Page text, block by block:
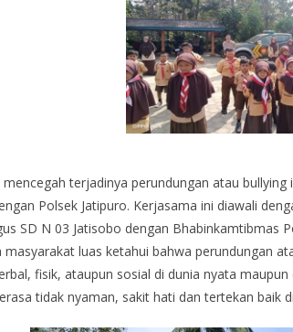
terjadinya perundungan atau
Polsek Jatipuro. Kerjasama ini diawali
SD N 03 Jatisobo dengan Bhabinkamtibmas
masyarakat luas ketahui bahwa perundungan
fisik, ataupun sosial di dunia nyata
tidak nyaman, sakit hati dan tertekan baik